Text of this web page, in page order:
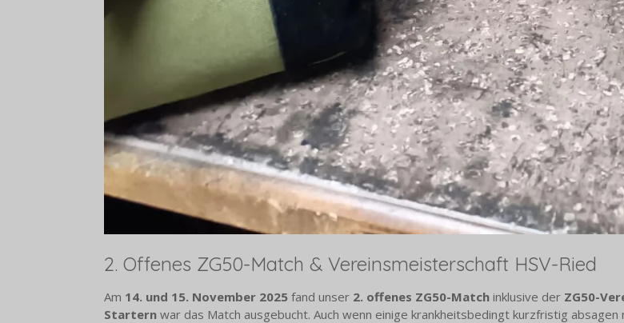
2. Offenes ZG50-Match & Vereinsmeisterschaft HSV-Ried
Am 14. und 15. November 2025fand unser 2. offenes ZG50-Matchinklusive der ZG50-
Starternwar das Match ausgebucht. Auch wenn einige krankheitsbedingt kurzfristig